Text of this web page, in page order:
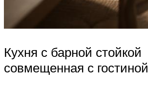
Кухня с барной стойкой
совмещенная с гостиной